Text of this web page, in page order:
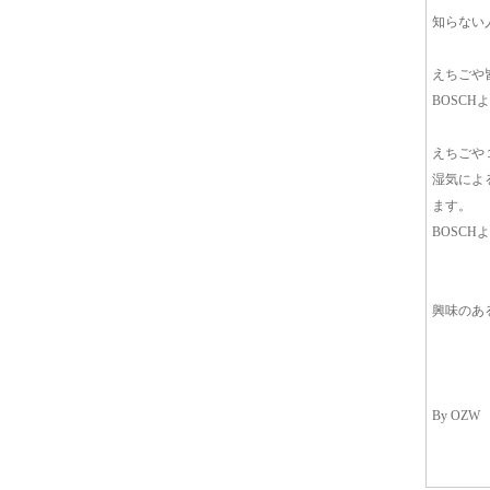
知らない
えちごや
BOSCH
えちごや
湿気によ
ます。
BOSCH
興味のあ
By OZW